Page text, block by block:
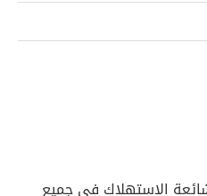
الاستهلاك في جميع